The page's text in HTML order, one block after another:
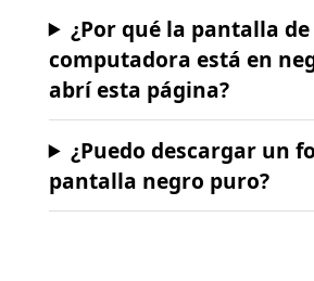
¿Por qué la pantalla
computadora está en
abrí esta página?
¿Puedo descargar un
pantalla negro puro?